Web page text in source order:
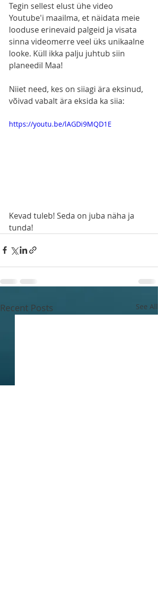
Tegin sellest elust ühe video
Youtube'i maailma, et näidata meie
looduse erinevaid palgeid ja visata
sinna videomerre veel üks unikaalne
looke. Küll ikka palju juhtub siin
planeedil Maa!
Niiet need, kes on siiagi ära eksinud,
võivad vabalt ära eksida ka siia:
https://youtu.be/lAGDi9MQD1E
Kevad tuleb! Seda on juba näha ja
tunda!
Recent Posts See All